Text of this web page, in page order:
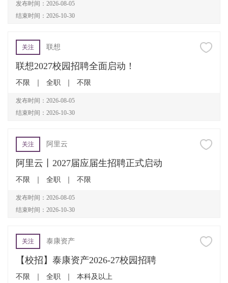
发布时间：2026-08-05
结束时间：2026-10-30
关注 联想
联想2027校园招聘全面启动！
不限 全职 不限
发布时间：2026-08-05
结束时间：2026-10-30
关注 阿里云
阿里云丨2027届应届生招聘正式启动
不限 全职 不限
发布时间：2026-08-05
结束时间：2026-10-30
关注 泰康资产
【校招】泰康资产2026-27校园招聘
不限 全职 本科及以上